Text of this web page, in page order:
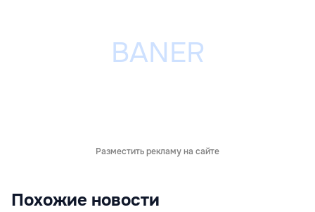
Разместить рекламу на сайте
Похожие новости